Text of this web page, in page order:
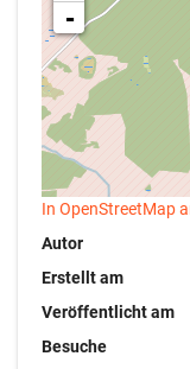
-
In OpenStreetMap
Autor
Erstellt am
Veröffentlicht am
Besuche